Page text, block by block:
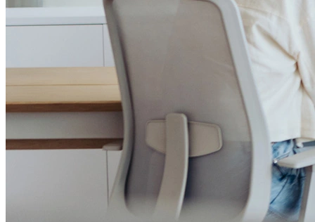
Canal de Ética
Código Corporativo de Conduta Ética
Compromisso com o Meio Ambiente
Educação Financeira
Ouvidoria
Política de Prevenção à Lavagem de Dinheiro
Política de Privacidade
Política de Segurança da Informação
Relatório de Transparência Salarial
Regulamento do Arranjo PAT
Soluções
Gestão de VT
Soluções de Pagamentos